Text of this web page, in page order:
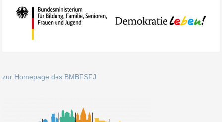
zur Homepage des BMBFSFJ